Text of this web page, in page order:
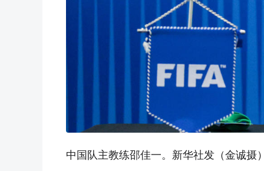
中国队主教练邵佳一。新华社发（金诚摄